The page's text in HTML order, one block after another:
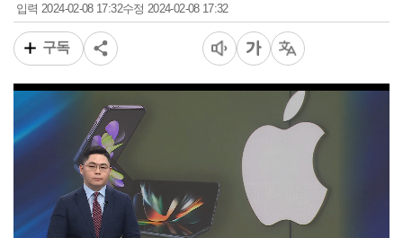
입력 2024-02-08 17:32수정 2024-02-08 17:32
구독